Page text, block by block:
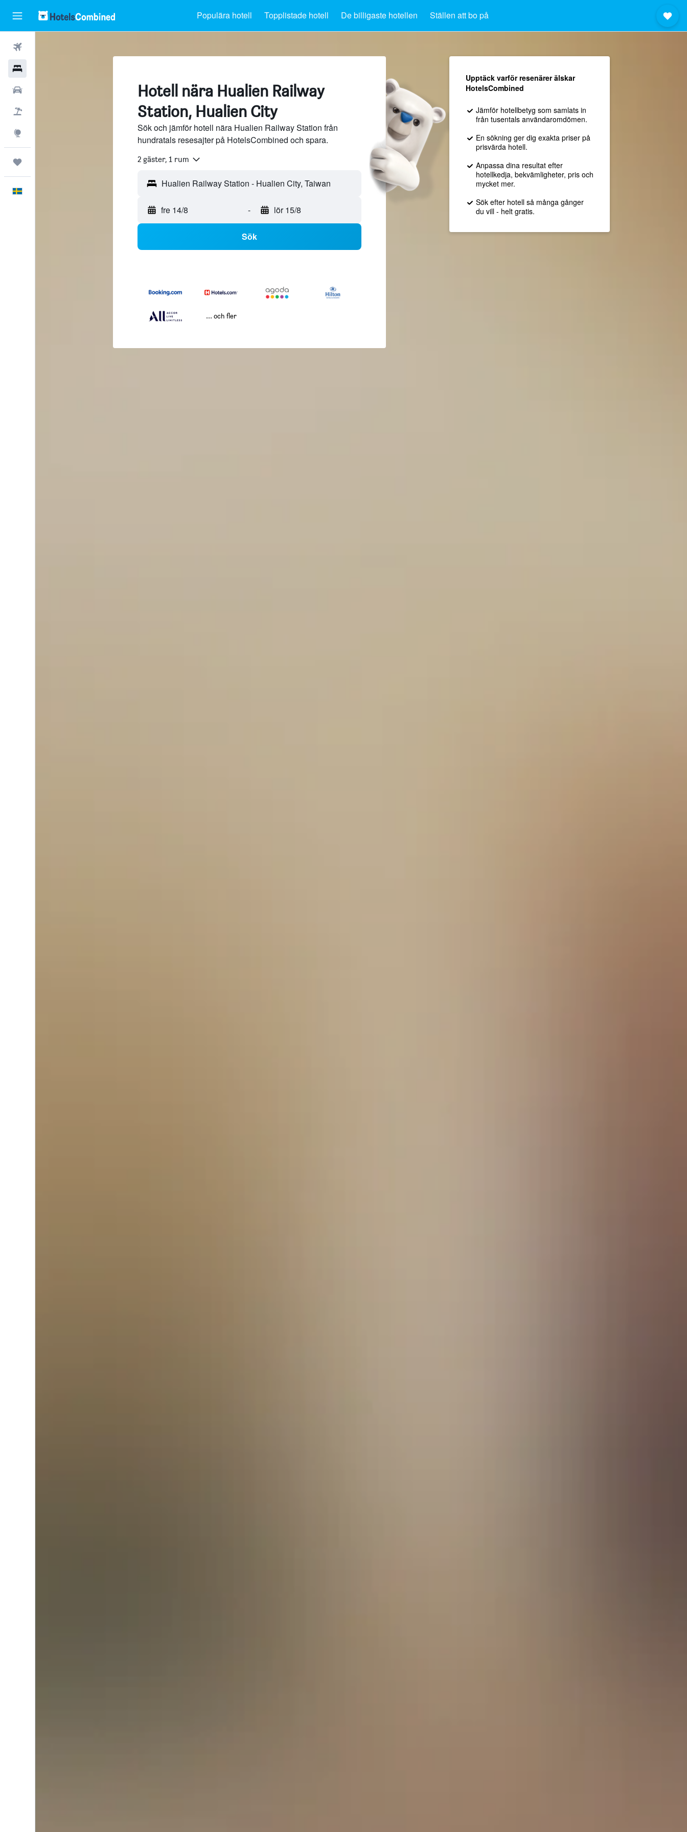
Populära hotell Topplistade hotell De billigaste hotellen Ställen att bo på
Hotell nära Hualien Railway
Station, Hualien City
Sök och jämför hotell nära Hualien Railway Station från
hundratals resesajter på HotelsCombined och spara.
2 gäster, 1 rum
fre 14/8 - lör 15/8
Sök
... och fler
Upptäck varför resenärer älskar
HotelsCombined
Jämför hotellbetyg som samlats in
från tusentals användaromdömen.
En sökning ger dig exakta priser på
prisvärda hotell.
Anpassa dina resultat efter
hotellkedja, bekvämligheter, pris och
mycket mer.
Sök efter hotell så många gånger
du vill - helt gratis.